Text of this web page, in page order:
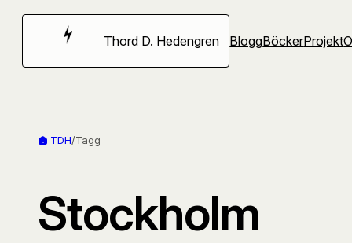
Hoppa
Thord D. Hedengren BloggBöckerProjekt
TDH/Tagg
Stockholm